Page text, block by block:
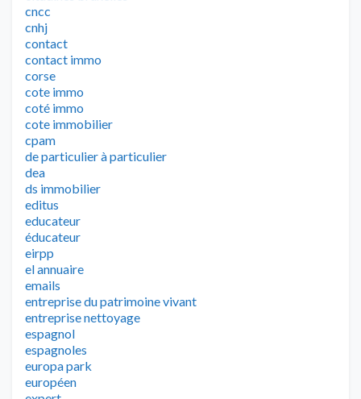
cncc
cnhj
contact
contact immo
corse
cote immo
coté immo
cote immobilier
cpam
de particulier à particulier
dea
ds immobilier
editus
educateur
éducateur
eirpp
el annuaire
emails
entreprise du patrimoine vivant
entreprise nettoyage
espagnol
espagnoles
europa park
européen